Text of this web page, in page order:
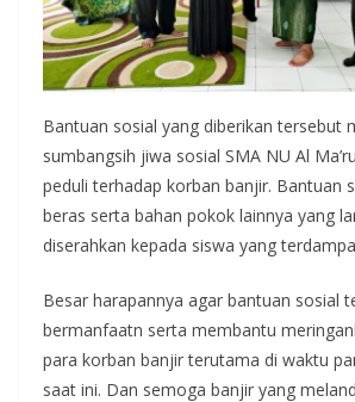
Bantuan sosial yang diberikan tersebut
sumbangsih jiwa sosial SMA NU Al
peduli terhadap korban banjir. Bantuan
beras serta bahan pokok lainnya yang
diserahkan kepada siswa yang
Besar harapannya agar bantuan sosial
bermanfaatn serta membantu
para korban banjir terutama di waktu
saat ini. Dan semoga banjir yang